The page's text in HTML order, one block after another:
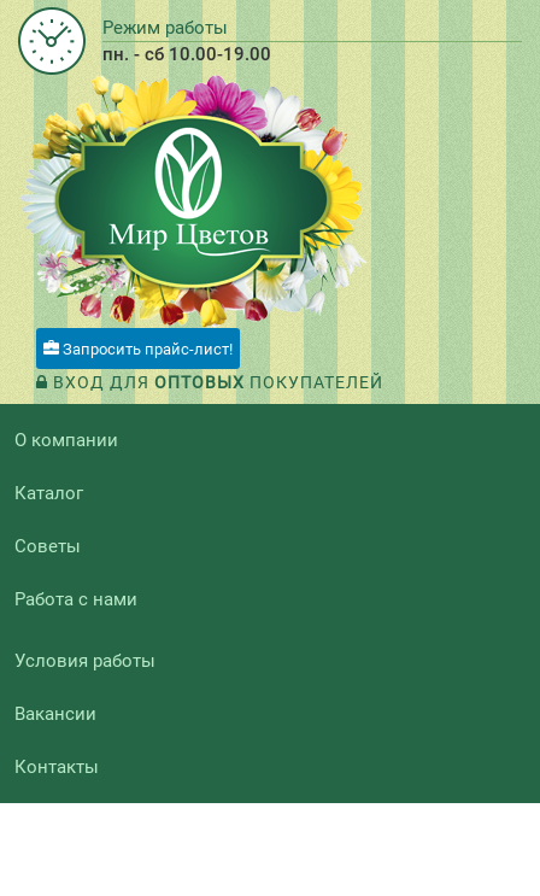
Режим работы
пн. - сб 10.00-19.00
Запросить прайс-лист!
ВХОД ДЛЯ ОПТОВЫХ ПОКУПАТЕЛЕЙ
О компании
Каталог
Советы
Работа с нами
Условия работы
Вакансии
Контакты